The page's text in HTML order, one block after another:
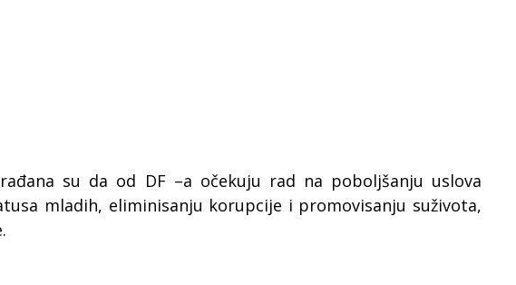
su da od DF –a očekuju rad na poboljšanju uslova
mladih, eliminisanju korupcije i promovisanju suživota,